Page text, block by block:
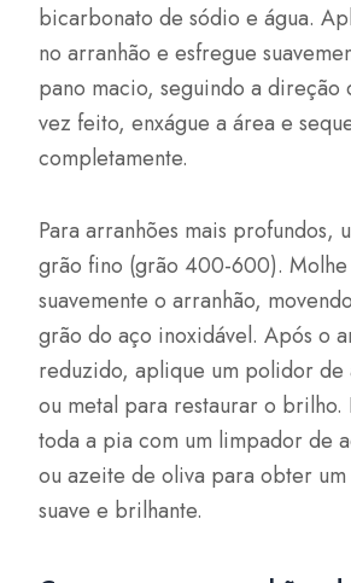
bicarbonato de sódio e água.
no arranhão e esfregue
pano macio, seguindo a direção
vez feito, enxágue a área e
completamente.
Para arranhões mais profundos,
grão fino (grão 400-600).
suavemente o arranhão,
grão do aço inoxidável. Após o
reduzido, aplique um polidor de
ou metal para restaurar o brilho.
toda a pia com um limpador de
ou azeite de oliva para obter um
suave e brilhante.